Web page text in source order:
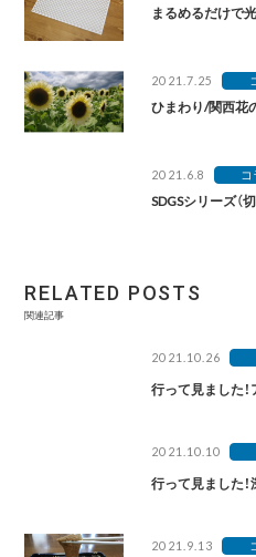
まるめるだけで
2021.7.25
ひまわり/関西花
2021.6.8
SDGSシリーズ（
RELATED POSTS
関連記事
2021.10.26
行って見ました
2021.10.10
行って見ました
2021.9.13